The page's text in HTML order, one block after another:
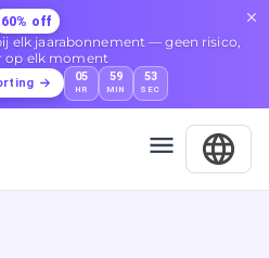
60% off
elk jaarabonnement — geen risico,
op elk moment
05
HR
59
MIN
52
SEC